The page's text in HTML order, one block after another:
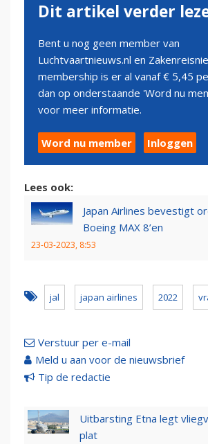
Dit artikel verder
Bent u nog geen member van
Luchtvaartnieuws.nl en
membership is er al vanaf € 5,45
dan op onderstaande 'Word nu
voor meer informatie.
Word nu member Inloggen
Lees ook:
Japan Airlines bevestigt
Boeing MAX 8’en
23-03-2023, 8:53
jal japan airlines 2022
Verstuur per e-mail
Meld u aan voor de nieuwsbrief
Tip de redactie
Uitbarsting Etna legt
plat